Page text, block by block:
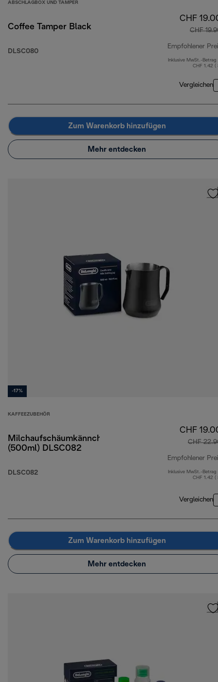
ABSCHLAGBOX UND TAMPER
Coffee Tamper Black
DLSC080
CHF
CHF
Empfohlener
Inklusive MwSt.-Betrag
CHF 1.42 (
Vergleichen
Zum Warenkorb hinzufügen
Mehr entdecken
-17%
KAFFEEZUBEHÖR
Milchaufschäumkännchen
(500ml) DLSC082
DLSC082
CHF
CHF
Empfohlener
Inklusive MwSt.-Betrag
CHF 1.42 (
Vergleichen
Zum Warenkorb hinzufügen
Mehr entdecken